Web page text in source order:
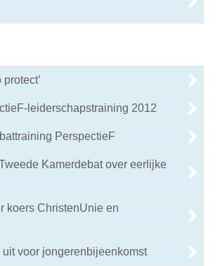
leiderschapstraining 2012
PerspectieF
Kamerdebat over eerlijke
koers ChristenUnie en
voor jongerenbijeenkomst